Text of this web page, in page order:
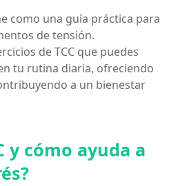
como una guía práctica para
de tensión.
de TCC que puedes
tu rutina diaria, ofreciendo
a un bienestar
y cómo ayuda a